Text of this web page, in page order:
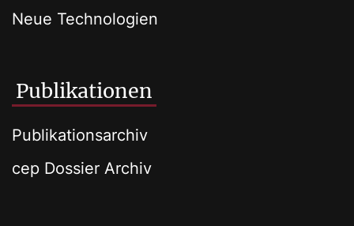
Neue Technologien
Publikationen
Publikationsarchiv
cep Dossier Archiv